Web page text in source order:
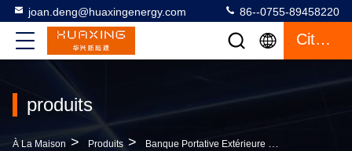
joan.deng@huaxingenergy.com 86--0755-89458220
Citation
produits
À La Maison > Produits > Banque Portative Extérieure De Puissance